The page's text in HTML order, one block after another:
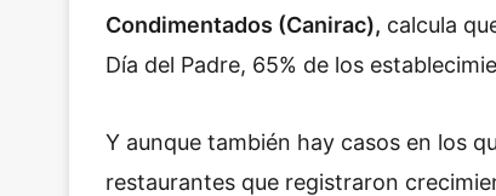
Condimentados (Canirac), calcula
Día del Padre, 65% de los
Y aunque también hay casos en los
restaurantes que registraron